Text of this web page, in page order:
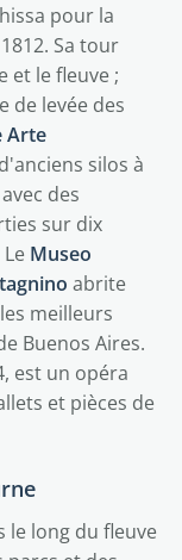
pour la
Sa tour
et le fleuve ;
de levée des
Arte
silos à
des
sur dix
Museo
abrite
meilleurs
Buenos Aires.
est un opéra
et pièces de
le long du fleuve